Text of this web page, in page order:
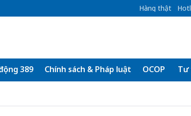
Hàng thật
389 Chính sách & Pháp luật OCOP Tư